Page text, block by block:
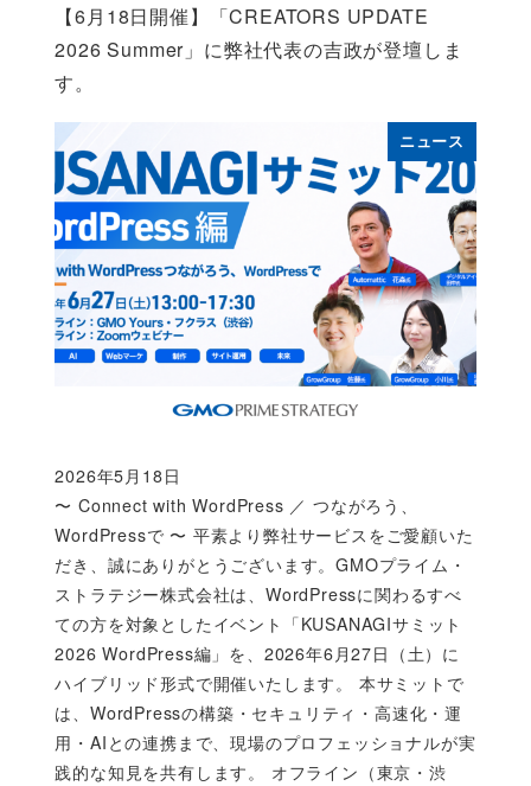
【6月18日開催】「CREATORS UPDATE
2026 Summer」に弊社代表の吉政が登壇しま
す。
ニュース
〜 Connect with WordPress ／ つながろう、
WordPressで 〜 平素より弊社サービスをご愛顧いた
だき、誠にありがとうございます。GMOプライム・
ストラテジー株式会社は、WordPressに関わるすべ
ての方を対象としたイベント「KUSANAGIサミット
2026 WordPress編」を、2026年6月27日（土）に
ハイブリッド形式で開催いたします。 本サミットで
は、WordPressの構築・セキュリティ・高速化・運
用・AIとの連携まで、現場のプロフェッショナルが実
践的な知見を共有します。 オフライン（東京・渋
Published
2026年5月18日